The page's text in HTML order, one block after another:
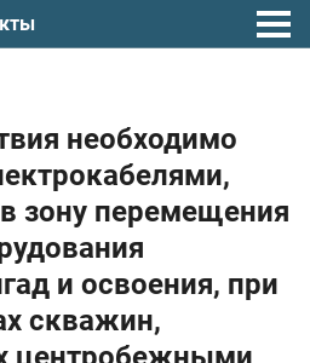
необходимо
зону перемещения
и освоения, при
скважин,